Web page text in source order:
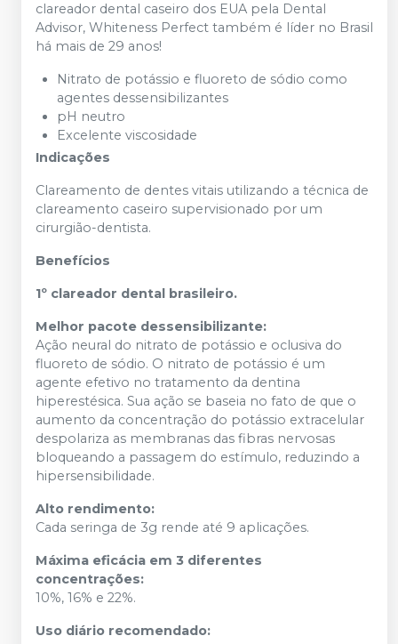
clareador dental caseiro dos EUA pela Dental
Advisor, Whiteness Perfect também é líder no Brasil
há mais de 29 anos!
Nitrato de potássio e fluoreto de sódio como
agentes dessensibilizantes
pH neutro
Excelente viscosidade
Indicações
Clareamento de dentes vitais utilizando a técnica de
clareamento caseiro supervisionado por um
cirurgião-dentista.
Benefícios
1º clareador dental brasileiro.
Melhor pacote dessensibilizante:
Ação neural do nitrato de potássio e oclusiva do
fluoreto de sódio. O nitrato de potássio é um
agente efetivo no tratamento da dentina
hiperestésica. Sua ação se baseia no fato de que o
aumento da concentração do potássio extracelular
despolariza as membranas das fibras nervosas
bloqueando a passagem do estímulo, reduzindo a
hipersensibilidade.
Alto rendimento:
Cada seringa de 3g rende até 9 aplicações.
Máxima eficácia em 3 diferentes
concentrações:
10%, 16% e 22%.
Uso diário recomendado: